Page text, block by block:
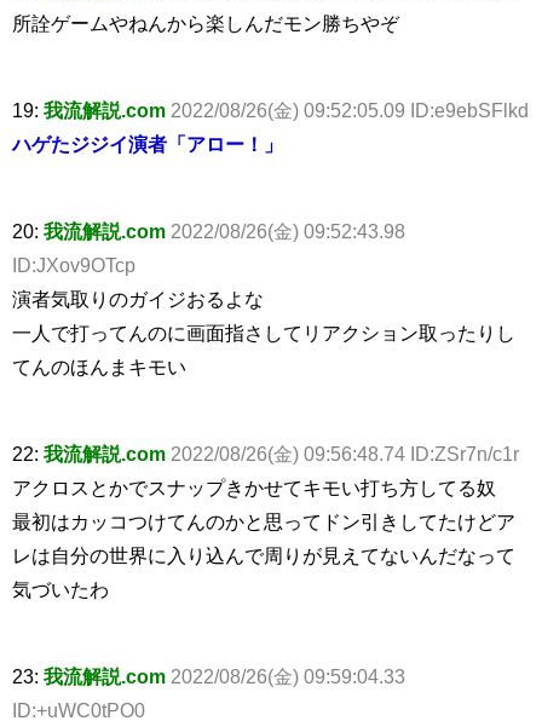
所詮ゲームやねんから楽しんだモン勝ちやぞ
19: 我流解説.com 2022/08/26(金) 09:52:05.09 ID:e9ebSFlkd
ハゲたジジイ演者「アロー！」
20: 我流解説.com 2022/08/26(金) 09:52:43.98
ID:JXov9OTcp
演者気取りのガイジおるよな
一人で打ってんのに画面指さしてリアクション取ったりし
てんのほんまキモい
22: 我流解説.com 2022/08/26(金) 09:56:48.74 ID:ZSr7n/c1r
アクロスとかでスナップきかせてキモい打ち方してる奴
最初はカッコつけてんのかと思ってドン引きしてたけどア
レは自分の世界に入り込んで周りが見えてないんだなって
気づいたわ
23: 我流解説.com 2022/08/26(金) 09:59:04.33
ID:+uWC0tPO0